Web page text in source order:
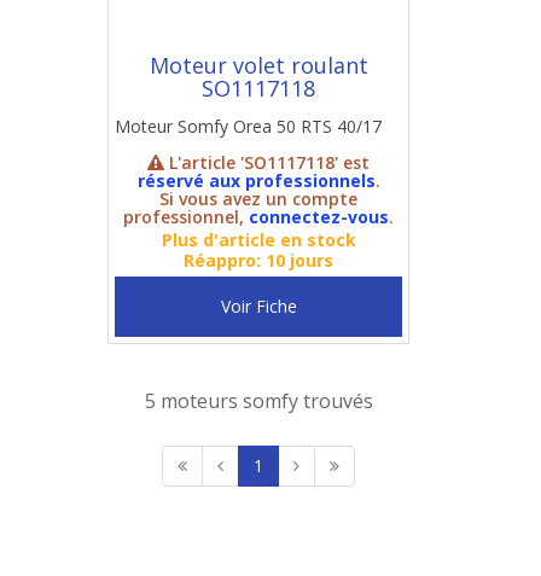
Moteur volet roulant
SO1117118
Moteur Somfy Orea 50 RTS 40/17
L'article 'SO1117118' est
réservé aux professionnels.
Si vous avez un compte
professionnel, connectez-vous.
Plus d'article en stock
Réappro: 10 jours
Voir Fiche
5 moteurs somfy trouvés
1